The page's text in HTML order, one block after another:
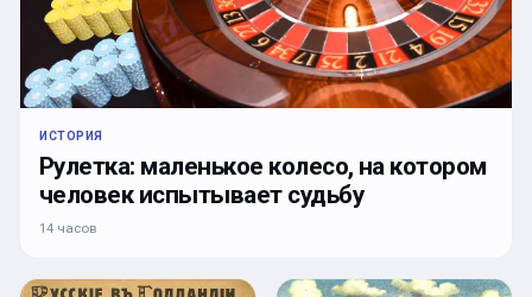
ИСТОРИЯ
Рулетка: маленькое колесо, на котором
человек испытывает судьбу
14 часов